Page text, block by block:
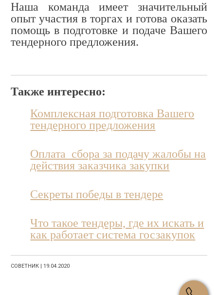
Наша команда имеет значительный
опыт участия в торгах и готова оказать
помощь в подготовке и подаче Вашего
тендерного предложения.
Также интересно:
Комплексная подготовка Вашего
тендерного предложения
Оплата сбора за подачу жалобы на
действия заказчика закупки
Секреты победы в тендере
Что такое тендеры, где их искать и
как работает система госзакупок
СОВЕТНИК | 19.04.2020